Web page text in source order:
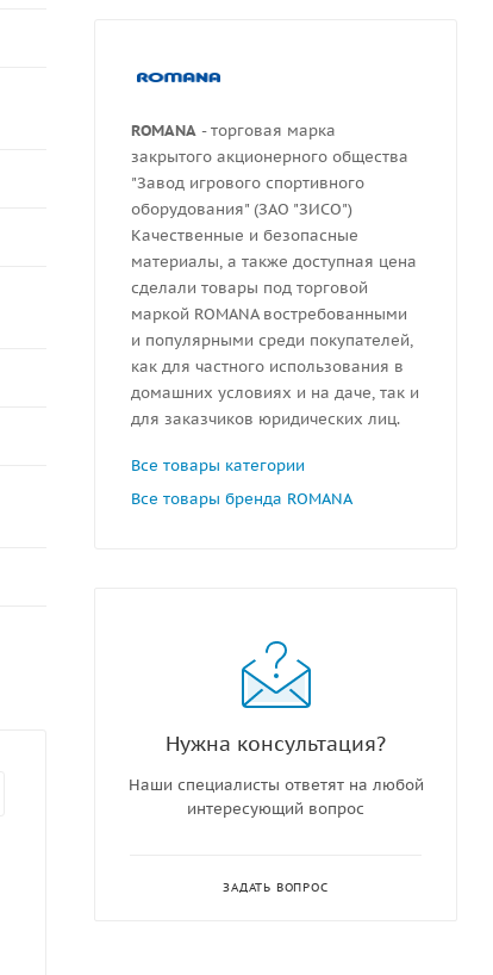
ROMANA - торговая марка
закрытого акционерного общества
"Завод игрового спортивного
оборудования" (ЗАО "ЗИСО")
Качественные и безопасные
материалы, а также доступная цена
сделали товары под торговой
маркой ROMANA востребованными
и популярными среди покупателей,
как для частного использования в
домашних условиях и на даче, так и
для заказчиков юридических лиц.
Все товары категории
Все товары бренда ROMANA
Нужна консультация?
Наши специалисты ответят на любой
интересующий вопрос
ЗАДАТЬ ВОПРОС